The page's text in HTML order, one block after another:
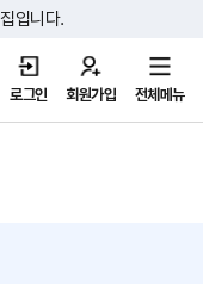
입니다.
로그인 회원가입 전체메뉴